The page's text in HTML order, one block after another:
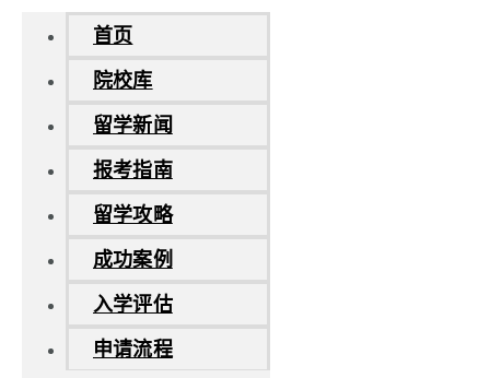
首页
院校库
留学新闻
报考指南
留学攻略
成功案例
入学评估
申请流程